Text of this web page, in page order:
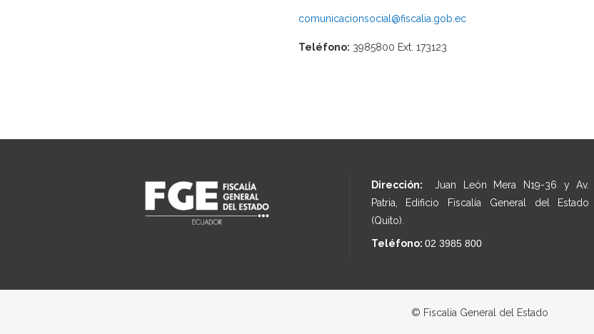
comunicacionsocial@fiscalia.gob.ec
Teléfono: 3985800 Ext. 173123
Dirección: Juan León Mera N19-36 y Av.
Patria, Edificio Fiscalía General del Estado
(Quito).
Teléfono: 02 3985 800
© Fiscalía General del Estado